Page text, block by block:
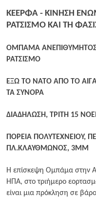
Πολιτική
Οικονομία
Αθλητικά
Κόσμος
Ραδιόφωνο
Εκπομπές
Πολιτισμός
ΚΕΕΡΦΑ - ΚΙΝΗΣΗ
ΡΑΤΣΙΣΜΟ ΚΑΙ ΤΗ
ΟΜΠΑΜΑ
ΡΑΤΣΙΣΜΟ
ΕΞΩ ΤΟ ΝΑΤΟ ΑΠΟ ΤΟ
ΤΑ ΣΥΝΟΡΑ
ΔΙΑΔΗΛΩΣΗ, ΤΡΙΤΗ 15
ΠΟΡΕΙΑ ΠΟΛΥΤΕΧΝΕΙΟΥ,
ΠΛ.ΚΛΑΥΘΜΩΝΟΣ, 3ΜΜ
Η επίσκεψη Ομπάμα στην
ΗΠΑ, στο τριήμερο
είναι μια πρόκληση σε